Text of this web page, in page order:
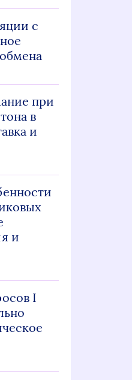
с
при
в
и
и
I